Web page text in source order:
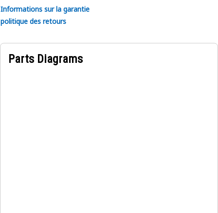
Informations sur la garantie
politique des retours
Parts Diagrams